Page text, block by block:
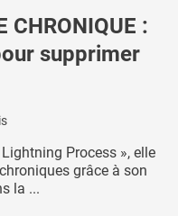
CHRONIQUE :
supprimer
Process », elle
grâce à son
la ...